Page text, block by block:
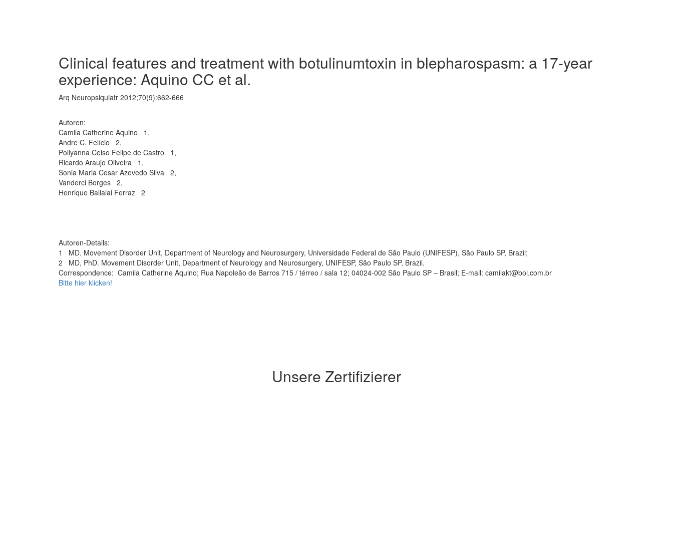
Clinical features and treatment with botulinumtoxin in blepharospasm: a 17-year
experience: Aquino CC et al.
Arq Neuropsiquiatr 2012;70(9):662-666
Autoren:
Camila Catherine Aquino 1 ,
Andre C. Felício 2,
Pollyanna Celso Felipe de Castro 1 ,
Ricardo Araujo Oliveira 1 ,
Sonia Maria Cesar Azevedo Silva 2,
Vanderci Borges 2,
Henrique Ballalai Ferraz 2
Autoren-Details:
1 MD. Movement Disorder Unit, Department of Neurology and Neurosurgery, Universidade Federal de São Paulo (UNIFESP), São Paulo SP, Brazil;
2 MD, PhD. Movement Disorder Unit, Department of Neurology and Neurosurgery, UNIFESP, São Paulo SP, Brazil.
Correspondence: Camila Catherine Aquino; Rua Napoleão de Barros 715 / térreo / sala 12; 04024-002 São Paulo SP – Brasil; E-mail: camilakt@bol.com.br
Bitte hier klicken!
Unsere Zertifizierer